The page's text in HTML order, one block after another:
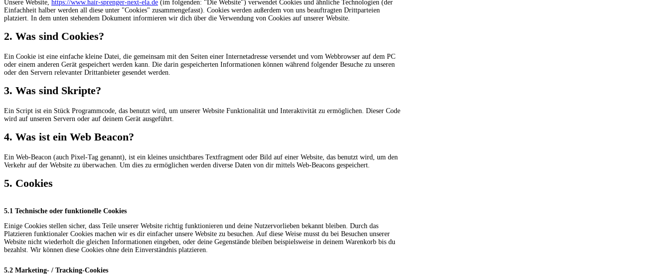
Unsere Website, https://www.hair-sprenger-next-ela.de (im folgenden: "Die Website") verwendet Cookies und ähnliche Technologien (der
Einfachheit halber werden all diese unter "Cookies" zusammengefasst). Cookies werden außerdem von uns beauftragten Drittparteien
platziert. In dem unten stehendem Dokument informieren wir dich über die Verwendung von Cookies auf unserer Website.
2. Was sind Cookies?
Ein Cookie ist eine einfache kleine Datei, die gemeinsam mit den Seiten einer Internetadresse versendet und vom Webbrowser auf dem PC
oder einem anderen Gerät gespeichert werden kann. Die darin gespeicherten Informationen können während folgender Besuche zu unseren
oder den Servern relevanter Drittanbieter gesendet werden.
3. Was sind Skripte?
Ein Script ist ein Stück Programmcode, das benutzt wird, um unserer Website Funktionalität und Interaktivität zu ermöglichen. Dieser Code
wird auf unseren Servern oder auf deinem Gerät ausgeführt.
4. Was ist ein Web Beacon?
Ein Web-Beacon (auch Pixel-Tag genannt), ist ein kleines unsichtbares Textfragment oder Bild auf einer Website, das benutzt wird, um den
Verkehr auf der Website zu überwachen. Um dies zu ermöglichen werden diverse Daten von dir mittels Web-Beacons gespeichert.
5. Cookies
5.1 Technische oder funktionelle Cookies
Einige Cookies stellen sicher, dass Teile unserer Website richtig funktionieren und deine Nutzervorlieben bekannt bleiben. Durch das
Platzieren funktionaler Cookies machen wir es dir einfacher unsere Website zu besuchen. Auf diese Weise musst du bei Besuchen unserer
Website nicht wiederholt die gleichen Informationen eingeben, oder deine Gegenstände bleiben beispielsweise in deinem Warenkorb bis du
bezahlst. Wir können diese Cookies ohne dein Einverständnis platzieren.
5.2 Marketing- / Tracking-Cookies